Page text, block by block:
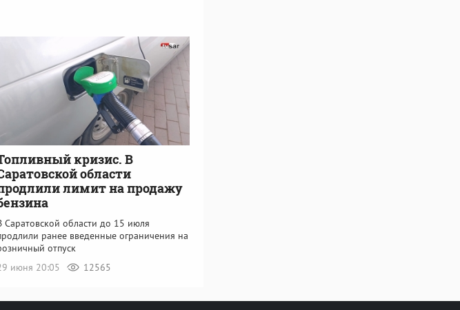
кризис. В
области
лимит на продажу
Саратовской области до 15 июля
ранее введенные ограничения на
отпуск
июня 20:05
12565